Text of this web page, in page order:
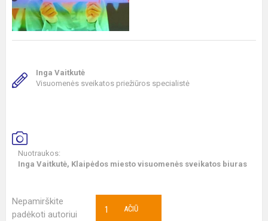
Inga Vaitkutė
Visuomenės sveikatos priežiūros specialistė
Nuotraukos:
Inga Vaitkutė, Klaipėdos miesto visuomenės sveikatos biuras
Nepamirškite
padėkoti autoriui
AČIŪ
1